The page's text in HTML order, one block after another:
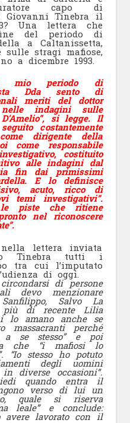
capo di
Giovanni Tinebra il
Una lettera che
del periodo di
a Caltanissetta,
sulle stragi mafiose,
a dicembre 1993.
mio periodo di
Dda sento di
meriti del dottor
indagini sulle
si legge. Il
costantemente
dirigente della
come responsabile
costituito
alle indagini dal
fin dai primissimi
E lo definisce
acuto, ricco di
temi investigativi”.
le piste che ritiene
nel riconoscere
lettera inviata
Tinebra tutti i
tra cui l’imputato
di oggi.
di persone
devo menzionare
Salvo La
più di recente Lilia
lo amano anche se
perché
se stesso” e poi
che “i mafiosi lo
“Io stesso ho potuto
degli uomini
diverse occasioni”.
quando entra il
verso di lui un
quale si riserva
leale” e conclude:
avere lavorato con il